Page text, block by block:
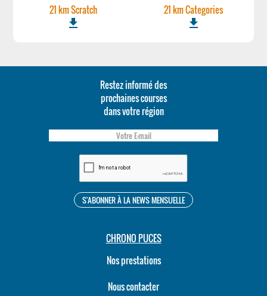
21 km Scratch
file_download
21 km Categories
file_download
Restez informé des
prochaines courses
dans votre région
CHRONO PUCES
Nos prestations
Nous contacter